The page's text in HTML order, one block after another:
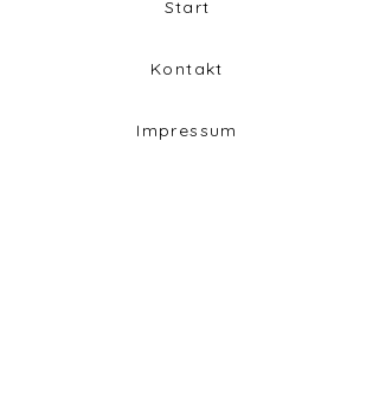
Start
Kontakt
Impressum